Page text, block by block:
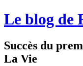
Le blog de
Succès du
La Vie